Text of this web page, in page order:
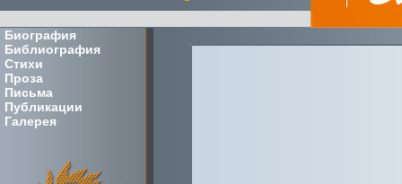
Биография
Библиография
Стихи
Проза
Письма
Публикации
Галерея